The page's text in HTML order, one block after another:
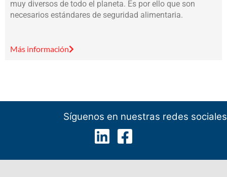
muy diversos de todo el planeta. Es por ello que son
necesarios estándares de seguridad alimentaria.
Más información
Síguenos en nuestras redes sociales